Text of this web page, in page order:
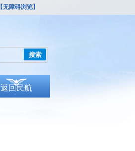
【无障碍浏览】
搜索
返回民航